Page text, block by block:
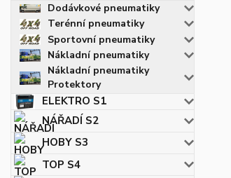
Dodávkové pneumatiky
Terénní pneumatiky
Sportovní pneumatiky
Nákladní pneumatiky
Nákladní pneumatiky
Protektory
ELEKTRO S1
NÁŘADÍ S2
HOBY S3
TOP S4